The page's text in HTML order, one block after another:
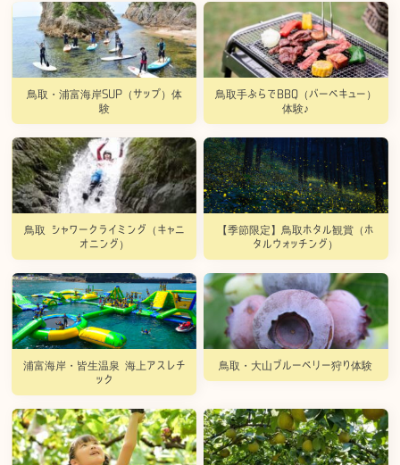
鳥取・浦富海岸SUP（サップ）体
験
鳥取手ぶらでBBQ（バーベキュー）
体験♪
鳥取 シャワークライミング（キャニ
オニング）
【季節限定】鳥取ホタル観賞（ホ
タルウォッチング）
浦富海岸・皆生温泉 海上アスレチ
ック
鳥取・大山ブルーベリー狩り体験